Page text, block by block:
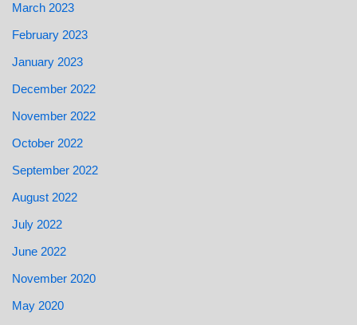
March 2023
February 2023
January 2023
December 2022
November 2022
October 2022
September 2022
August 2022
July 2022
June 2022
November 2020
May 2020